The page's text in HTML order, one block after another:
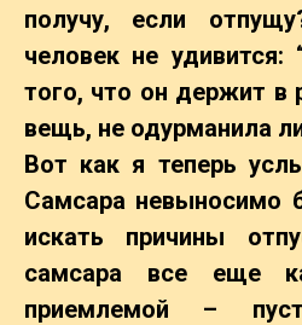
получу, если
человек не удивится:
того, что он держит в
вещь, не одурманила
Вот как я теперь
Самсара невыносимо
искать причины
самсара все еще
приемлемой –